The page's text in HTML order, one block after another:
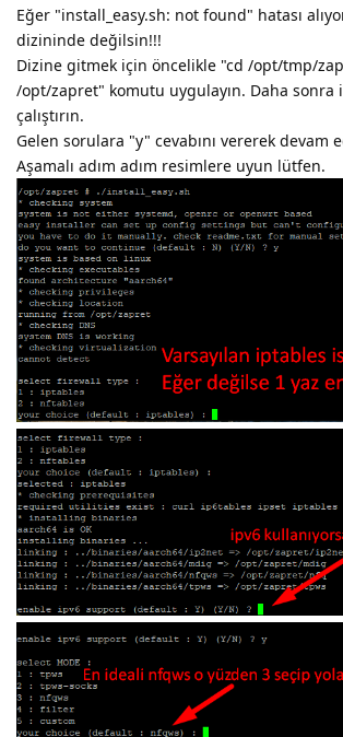
Eğer "install_easy.sh: not found" hatası
dizininde değilsin!!!
Dizine gitmek için öncelikle "cd /opt/tmp/
/opt/zapret" komutu uygulayın. Daha sonra
çalıştırın.
Gelen sorulara "y" cevabını vererek devam
Aşamalı adım adım resimlere uyun lütfen.